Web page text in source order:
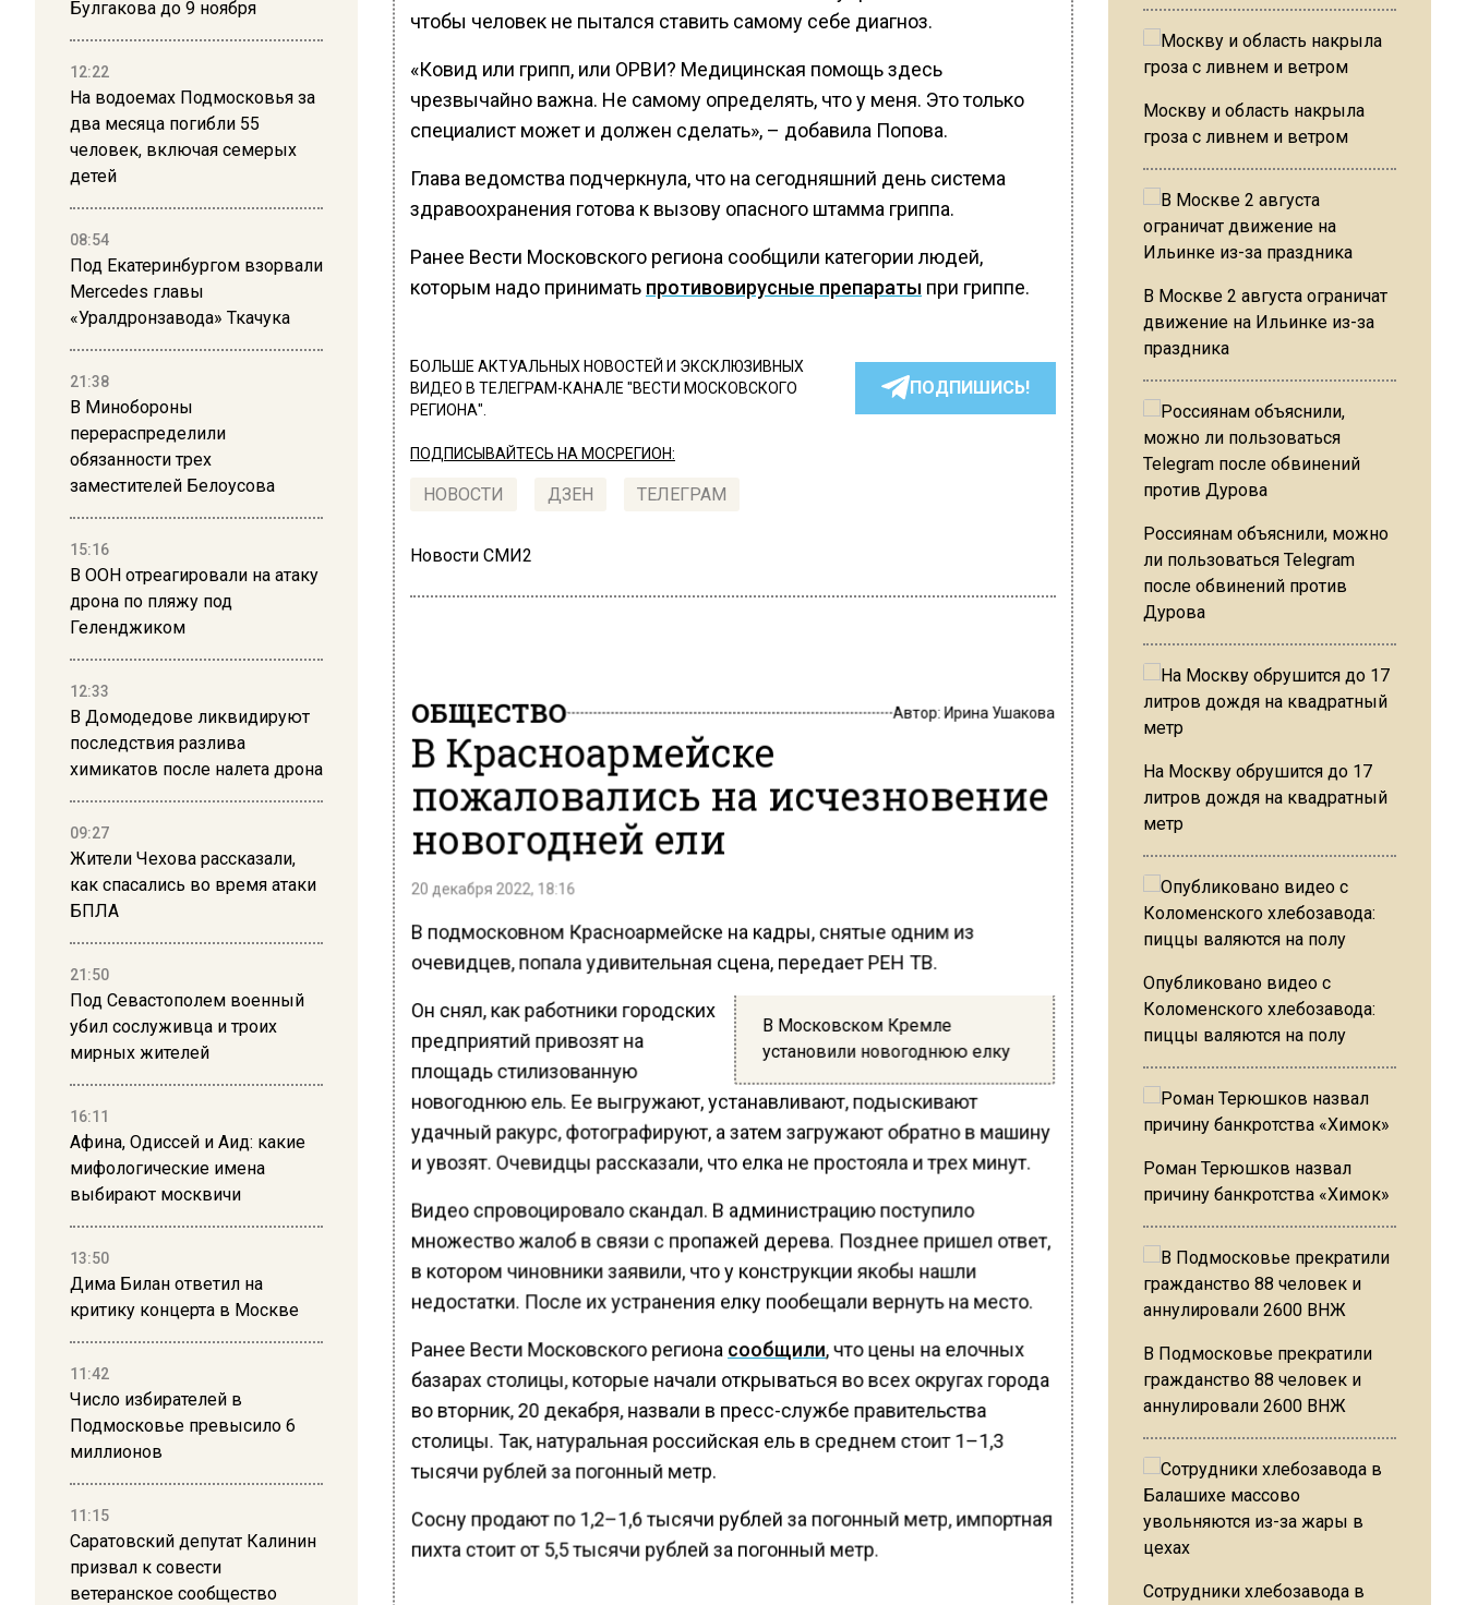
Булгакова до 9 ноября
12:22
На водоемах Подмосковья за
два месяца погибли 55
человек, включая семерых
детей
08:54
Под Екатеринбургом взорвали
Mercedes главы
«Уралдронзавода» Ткачука
21:38
В Минобороны
перераспределили
обязанности трех
заместителей Белоусова
15:16
В ООН отреагировали на атаку
дрона по пляжу под
Геленджиком
12:33
В Домодедове ликвидируют
последствия разлива
химикатов после налета дрона
09:27
Жители Чехова рассказали,
как спасались во время атаки
БПЛА
21:50
Под Севастополем военный
убил сослуживца и троих
мирных жителей
16:11
Афина, Одиссей и Аид: какие
мифологические имена
выбирают москвичи
13:50
Дима Билан ответил на
критику концерта в Москве
11:42
Число избирателей в
Подмосковье превысило 6
миллионов
11:15
Саратовский депутат Калинин
призвал к совести
ветеранское сообщество
чтобы человек не пытался ставить самому себе диагноз.
«Ковид или грипп, или ОРВИ? Медицинская помощь здесь
чрезвычайно важна. Не самому определять, что у меня. Это только
специалист может и должен сделать», – добавила Попова.
Глава ведомства подчеркнула, что на сегодняшний день система
здравоохранения готова к вызову опасного штамма гриппа.
Ранее Вести Московского региона сообщили категории людей,
которым надо принимать противовирусные препараты при гриппе.
БОЛЬШЕ АКТУАЛЬНЫХ НОВОСТЕЙ И ЭКСКЛЮЗИВНЫХ
ВИДЕО В ТЕЛЕГРАМ-КАНАЛЕ "ВЕСТИ МОСКОВСКОГО
РЕГИОНА".
ПОДПИШИСЬ!
ПОДПИСЫВАЙТЕСЬ НА МОСРЕГИОН:
НОВОСТИ ДЗЕН ТЕЛЕГРАМ
Новости СМИ2
ОБЩЕСТВО Автор:Ирина Ушакова
В Красноармейске
пожаловались на исчезновение
новогодней ели
20 декабря 2022, 18:16
В подмосковном Красноармейске на кадры, снятые одним из
очевидцев, попала удивительная сцена, передает РЕН ТВ.
В Московском Кремле
установили новогоднюю елку
Он снял, как работники городских
предприятий привозят на
площадь стилизованную
новогоднюю ель. Ее выгружают, устанавливают, подыскивают
удачный ракурс, фотографируют, а затем загружают обратно в машину
и увозят. Очевидцы рассказали, что елка не простояла и трех минут.
Видео спровоцировало скандал. В администрацию поступило
множество жалоб в связи с пропажей дерева. Позднее пришел ответ,
в котором чиновники заявили, что у конструкции якобы нашли
недостатки. После их устранения елку пообещали вернуть на место.
Ранее Вести Московского региона сообщили, что цены на елочных
базарах столицы, которые начали открываться во всех округах города
во вторник, 20 декабря, назвали в пресс-службе правительства
столицы. Так, натуральная российская ель в среднем стоит 1–1,3
тысячи рублей за погонный метр.
Сосну продают по 1,2–1,6 тысячи рублей за погонный метр, импортная
пихта стоит от 5,5 тысячи рублей за погонный метр.
Москву и область накрыла
гроза с ливнем и ветром
В Москве 2 августа ограничат
движение на Ильинке из-за
праздника
Россиянам объяснили, можно
ли пользоваться Telegram
после обвинений против
Дурова
На Москву обрушится до 17
литров дождя на квадратный
метр
Опубликовано видео с
Коломенского хлебозавода:
пиццы валяются на полу
Роман Терюшков назвал
причину банкротства «Химок»
В Подмосковье прекратили
гражданство 88 человек и
аннулировали 2600 ВНЖ
Сотрудники хлебозавода в